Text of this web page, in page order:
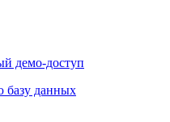
демо-доступ
базу данных